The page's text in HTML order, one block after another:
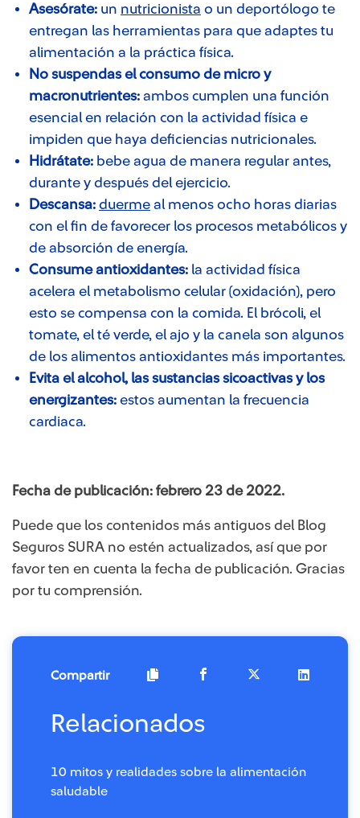
Asesórate: un nutricionista o un deportólogo te
entregan las herramientas para que adaptes tu
alimentación a la práctica física.
No suspendas el consumo de micro y
macronutrientes: ambos cumplen una función
esencial en relación con la actividad física e
impiden que haya deficiencias nutricionales.
Hidrátate: bebe agua de manera regular antes,
durante y después del ejercicio.
Descansa: duerme al menos ocho horas diarias
con el fin de favorecer los procesos metabólicos y
de absorción de energía.
Consume antioxidantes: la actividad física
acelera el metabolismo celular (oxidación), pero
esto se compensa con la comida. El brócoli, el
tomate, el té verde, el ajo y la canela son algunos
de los alimentos antioxidantes más importantes.
Evita el alcohol, las sustancias sicoactivas y los
energizantes: estos aumentan la frecuencia
cardiaca.
Fecha de publicación: febrero 23 de 2022.
Puede que los contenidos más antiguos del Blog
Seguros SURA no estén actualizados, así que por
favor ten en cuenta la fecha de publicación. Gracias
por tu comprensión.
Compartir
Relacionados
10 mitos y realidades sobre la alimentación
saludable